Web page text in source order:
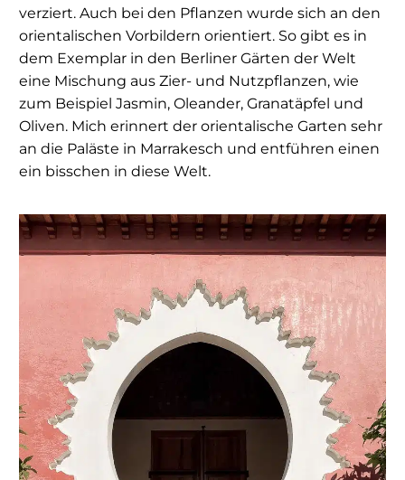
verziert. Auch bei den Pflanzen wurde sich an den
orientalischen Vorbildern orientiert. So gibt es in
dem Exemplar in den Berliner Gärten der Welt
eine Mischung aus Zier- und Nutzpflanzen, wie
zum Beispiel Jasmin, Oleander, Granatäpfel und
Oliven. Mich erinnert der orientalische Garten sehr
an die Paläste in Marrakesch und entführen einen
ein bisschen in diese Welt.